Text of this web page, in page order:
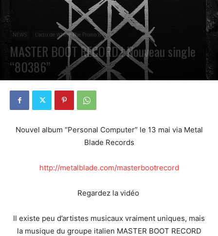
NEWS L'actu de Where The Promo Is
MASTER BOOT RECORD ! Nouveau single
“80386”
PAR PETE CIRCLE 8 AVRIL 2022 0
Nouvel album “Personal Computer” le 13 mai via Metal
Blade Records
http://metalblade.com/masterbootrecord
Regardez la vidéo
Il existe peu d’artistes musicaux vraiment uniques, mais
la musique du groupe italien MASTER BOOT RECORD